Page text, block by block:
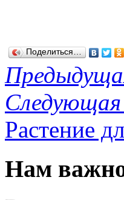
Поделиться…
Растение
Нам